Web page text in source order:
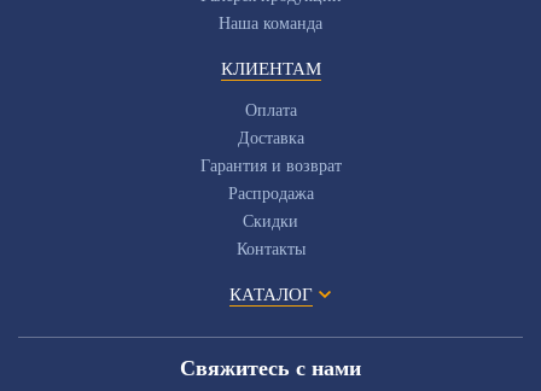
Наша команда
КЛИЕНТАМ
Оплата
Доставка
Гарантия и возврат
Распродажа
Скидки
Контакты
КАТАЛОГ
Свяжитесь с нами